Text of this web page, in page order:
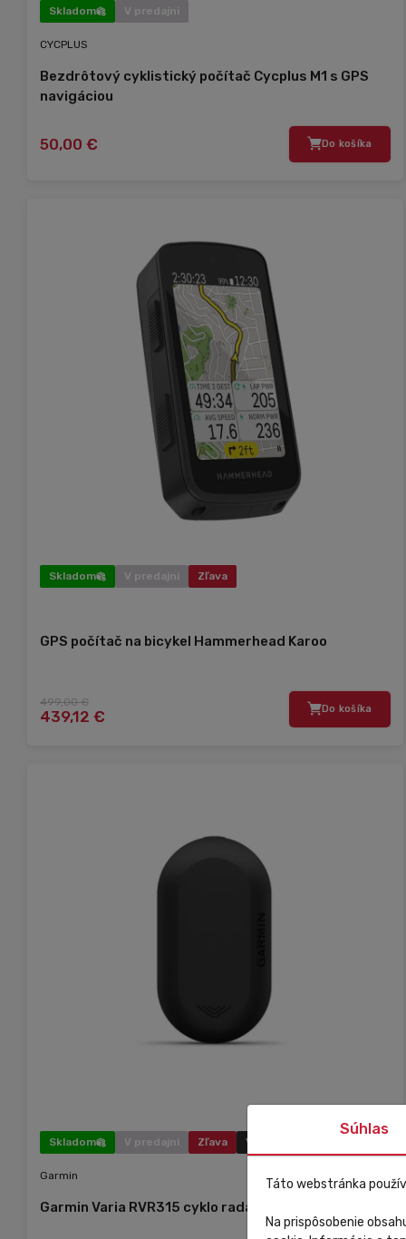
Skladom V predajni
CYCPLUS
Bezdrôtový cyklistický počítač Cycplus M1 s GPS
navigáciou
50,00 € Do košíka
Skladom V predajni Zľava
GPS počítač na bicykel Hammerhead Karoo
499,00 €
439,12 € Do košíka
Skladom V predajni Zľava Výpredaj
Garmin
Garmin Varia RVR315 cyklo radar
Súhlas
Táto webstránka
Na prispôsobenie